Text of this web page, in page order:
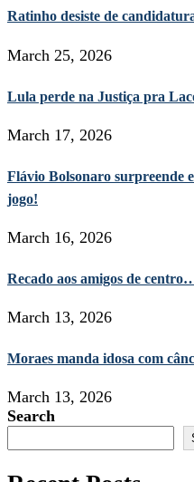
Ratinho desiste de
March 25, 2026
Lula perde na Justiça pra
March 17, 2026
Flávio Bolsonaro surpreende
jogo!
March 16, 2026
Recado aos amigos de
March 13, 2026
Moraes manda idosa com
March 13, 2026
Search